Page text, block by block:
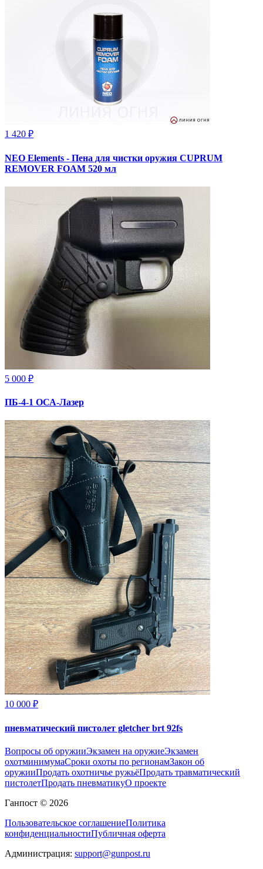
1 420 ₽
NEO Elements - Пена для чистки оружия CUPRUM
REMOVER FOAM 520 мл
5 000 ₽
ПБ-4-1 ОСА-Лазер
10 000 ₽
пневматический пистолет gletcher brt 92fs
Вопросы об оружииЭкзамен на оружиеЭкзамен
охотминимумаСроки охоты по регионамЗакон об
оружииПродать охотничье ружьёПродать травматический
пистолетПродать пневматикуО проекте
Ганпост © 2026
Пользовательское соглашениеПолитика
конфиденциальностиПубличная оферта
Администрация: support@gunpost.ru